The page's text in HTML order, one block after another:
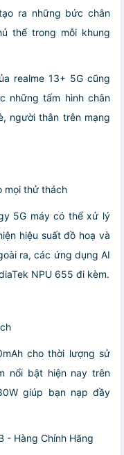
ra những bức chân
thể trong mỗi khung
realme 13+ 5G cũng
những tấm hình chân
người thân trên mạng
mọi thử thách
5G máy có thể xử lý
hiệu suất đồ hoạ và
ra, các ứng dụng AI
NPU 655 đi kèm.
cho thời lượng sử
nổi bật hiện nay trên
giúp bạn nạp đầy
- Hàng Chính Hãng